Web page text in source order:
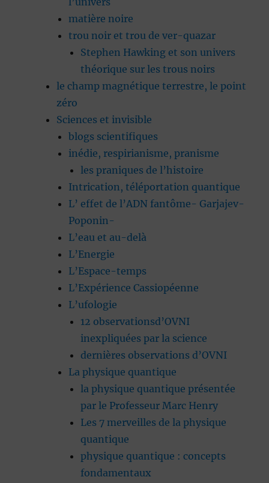
matière noire
trou noir et trou de ver-quazar
Stephen Hawking et son univers
théorique sur les trous noirs
le champ magnétique terrestre, le point
zéro
Sciences et invisible
blogs scientifiques
inédie, respirianisme, pranisme
les praniques de l’histoire
Intrication, téléportation quantique
L’ effet de l’ADN fantôme- Garjajev-
Poponin-
L’eau et au-delà
L’Energie
L’Espace-temps
L’Expérience Cassiopéenne
L’ufologie
12 observationsd’OVNI
inexpliquées par la science
dernières observations d’OVNI
La physique quantique
la physique quantique présentée
par le Professeur Marc Henry
Les 7 merveilles de la physique
quantique
physique quantique : concepts
fondamentaux